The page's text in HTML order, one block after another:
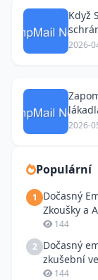
Když
2026-
2026-
Populární
1
Dočasný
Zkoušky a
144
2 Dočasný
zkušební
144